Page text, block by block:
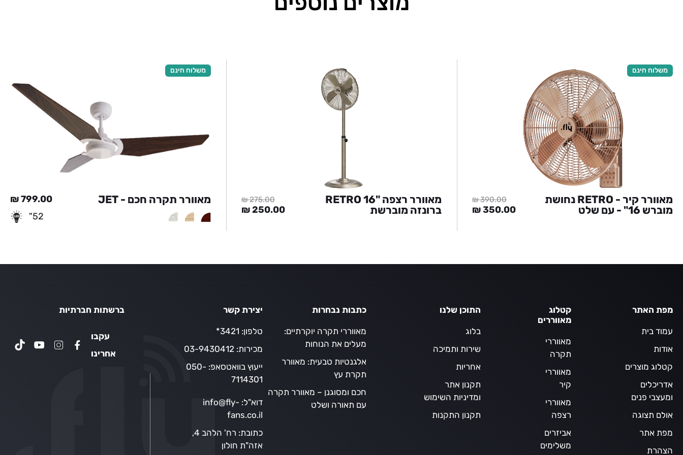
משלוח חינם
מאוורר קיר - RETRO נחושת
מוברש 16" - עם שלט
390.00
₪
המחיר
350.00
₪המחיר
הוא:
מאוורר רצפה "RETRO 16
ברונזה מוברשת
275.00
₪
המחיר
250.00
₪
הוא:
משלוח חינם
מאוורר תקרה חכם - JET 799.00
₪
52"
מפת האתר
עמוד בית
אודות
קטלוג מוצרים
אדריכלים
ומעצבי פנים
אולם תצוגה
מפת אתר
הצהרת
קטלוג
מאווררים
מאווררי
תקרה
מאווררי
קיר
מאווררי
רצפה
אביזרים
משלימים
התוכן שלנו
בלוג
שירות ותמיכה
אחריות
תקנון אתר
ומדיניות השימוש
תקנון התקנות
כתבות נבחרות
מאווררי תקרה יוקרתיים:
מעלים את הנוחות
אלגנטיות טבעית: מאוורר
תקרת עץ
חכם ומסוגנן – מאוורר תקרה
עם תאורה ושלט
יצירת קשר
טלפון: 3421*
מכירות: 03-9430412
ייעוץ בוואטסאפ: 050-
7114301
דוא"ל: info@fly-
fans.co.il
כתובת:
רח' הלהב 4,
אזה"ת חולון
ברשתות חברתיות
עקבו
אחרינו